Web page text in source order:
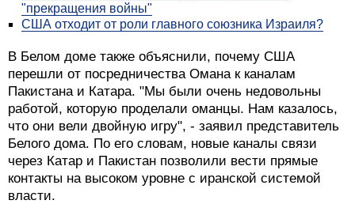
"прекращения войны"
США отходит от роли главного союзника Израиля?
В Белом доме также объяснили, почему США
перешли от посредничества Омана к каналам
Пакистана и Катара. "Мы были очень недовольны
работой, которую проделали оманцы. Нам казалось,
что они вели двойную игру", - заявил представитель
Белого дома. По его словам, новые каналы связи
через Катар и Пакистан позволили вести прямые
контакты на высоком уровне с иранской системой
власти.